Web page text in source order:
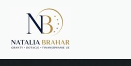
содержимому